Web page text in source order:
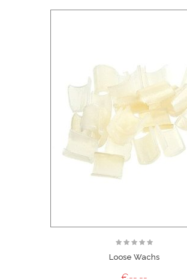
Loose Wachs